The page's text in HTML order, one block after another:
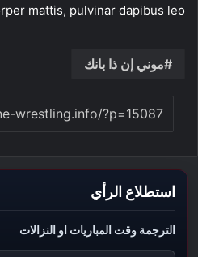
mattis, pulvinar dapibus leo.
موني إن ذا بانك
استطلاع الرأي
الترجمة وقت المباريات او النزالات